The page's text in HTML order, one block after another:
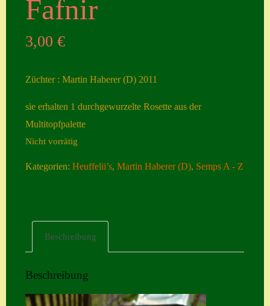
ngen
Datenschutzerklä
Fafnir
3,00€
Züchter : Martin Haberer (D) 2011
sie erhalten 1 durchgewurzelte Rosette aus der
Multitopfpalette
Nicht vorrätig
Kategorien:Heuffelii’s,Martin Haberer (D), Semps A - Z
Beschreibung
Beschreibung